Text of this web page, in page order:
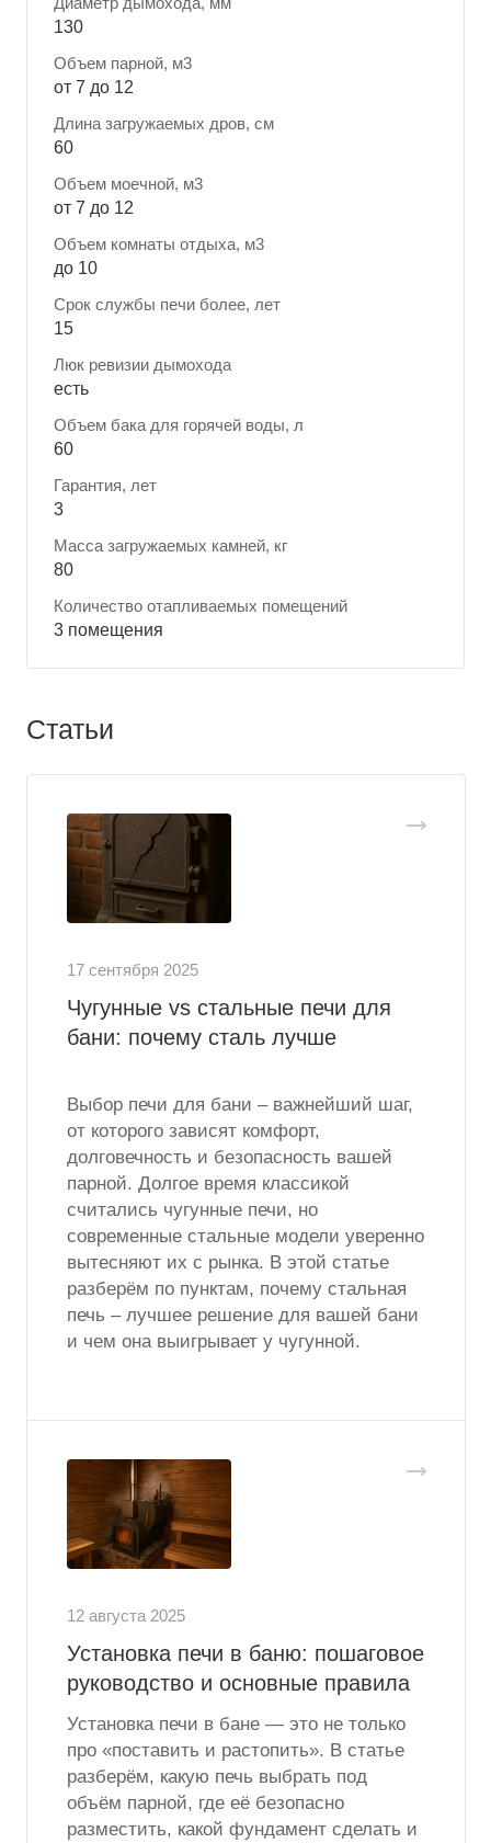
130
Объем парной, м3
от 7 до 12
Длина загружаемых дров, см
60
Объем моечной, м3
от 7 до 12
Объем комнаты отдыха, м3
до 10
Срок службы печи более, лет
15
Люк ревизии дымохода
есть
Объем бака для горячей воды, л
60
Гарантия, лет
3
Масса загружаемых камней, кг
80
Количество отапливаемых помещений
3 помещения
Статьи
17 сентября 2025
Чугунные vs стальные печи для
бани: почему сталь лучше
Выбор печи для бани – важнейший шаг,
от которого зависят комфорт,
долговечность и безопасность вашей
парной. Долгое время классикой
считались чугунные печи, но
современные стальные модели уверенно
вытесняют их с рынка. В этой статье
разберём по пунктам, почему стальная
печь – лучшее решение для вашей бани
и чем она выигрывает у чугунной.
12 августа 2025
Установка печи в баню: пошаговое
руководство и основные правила
Установка печи в бане — это не только
про «поставить и растопить». В статье
разберём, какую печь выбрать под
объём парной, где её безопасно
разместить, какой фундамент сделать и